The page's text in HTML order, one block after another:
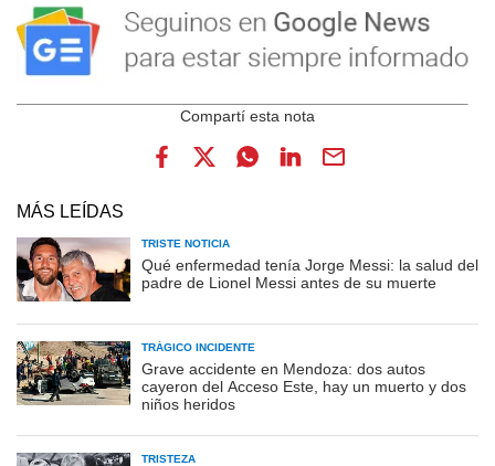
MÁS LEÍDAS
TRISTE NOTICIA
Qué enfermedad tenía Jorge Messi: la salud del
padre de Lionel Messi antes de su muerte
TRÁGICO INCIDENTE
Grave accidente en Mendoza: dos autos
cayeron del Acceso Este, hay un muerto y dos
niños heridos
TRISTEZA